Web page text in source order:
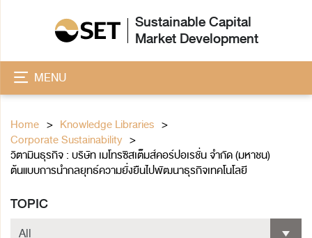
Sustainable Capital
Market Development
MENU
Home
Knowledge Libraries
Corporate Sustainability
วิตามินธุรกิจ : บริษัท เมโทรซิสเต็มส์คอร์ปอเรชั่น จำกัด (มหาชน)
ต้นแบบการนำกลยุทธ์ความยั่งยืนไปพัฒนาธุรกิจเทคโนโลยี
TOPIC